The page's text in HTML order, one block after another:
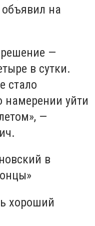
на
решение —
в сутки.
стало
намерении уйти
—
в
ы»
хороший